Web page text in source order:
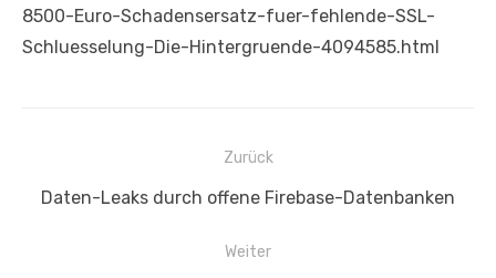
8500-Euro-Schadensersatz-fuer-fehlende-SSL-
Schluesselung-Die-Hintergruende-4094585.html
Beitragsnavigation
Zurück
Vorheriger
Daten-Leaks durch offene Firebase-Datenbanken
Weiter